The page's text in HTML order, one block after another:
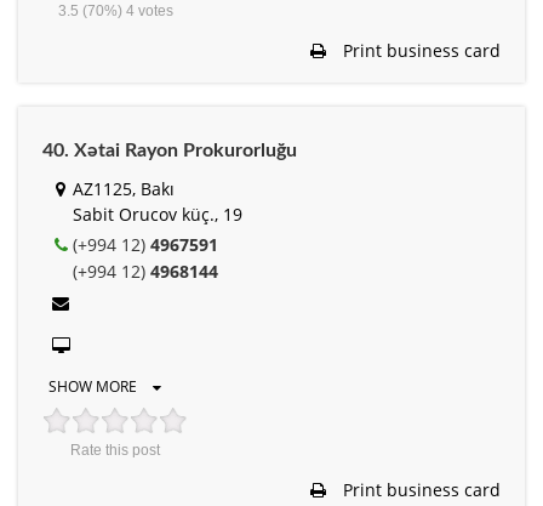
3.5 (70%) 4votes
Print business card
40. Xətai Rayon Prokurorluğu
AZ1125, Bakı
Sabit Orucov küç., 19
(+994 12) 4967591
(+994 12) 4968144
SHOW MORE
Rate this post
Print business card